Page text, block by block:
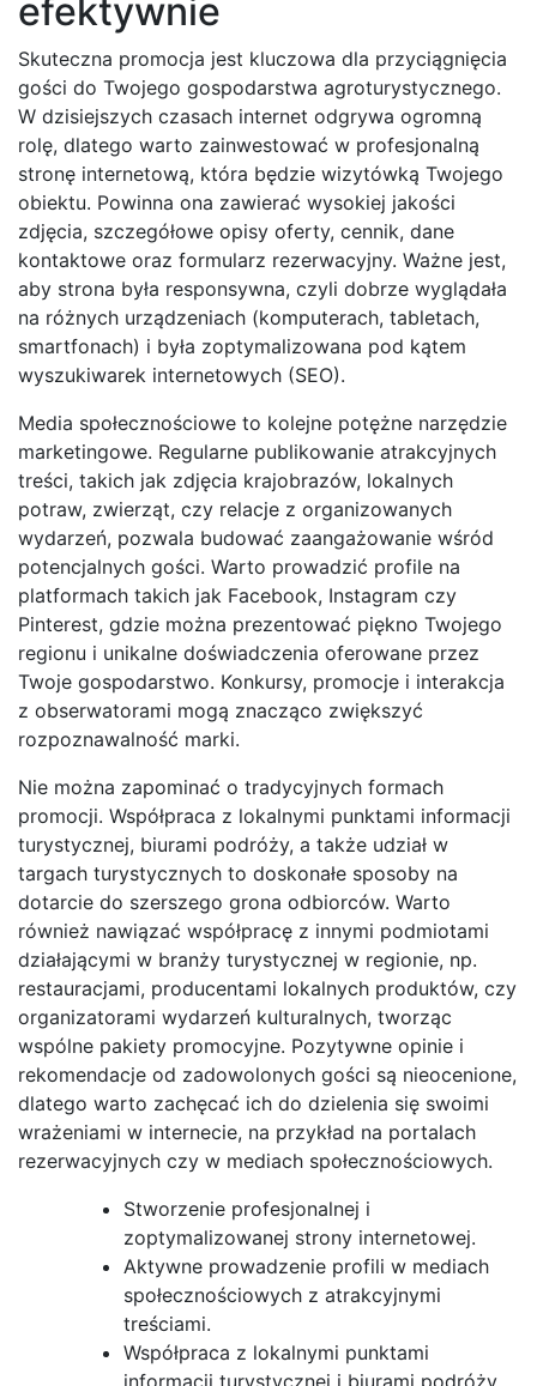
efektywnie
Skuteczna promocja jest kluczowa dla przyciągnięcia
gości do Twojego gospodarstwa agroturystycznego.
W dzisiejszych czasach internet odgrywa ogromną
rolę, dlatego warto zainwestować w profesjonalną
stronę internetową, która będzie wizytówką Twojego
obiektu. Powinna ona zawierać wysokiej jakości
zdjęcia, szczegółowe opisy oferty, cennik, dane
kontaktowe oraz formularz rezerwacyjny. Ważne jest,
aby strona była responsywna, czyli dobrze wyglądała
na różnych urządzeniach (komputerach, tabletach,
smartfonach) i była zoptymalizowana pod kątem
wyszukiwarek internetowych (SEO).
Media społecznościowe to kolejne potężne narzędzie
marketingowe. Regularne publikowanie atrakcyjnych
treści, takich jak zdjęcia krajobrazów, lokalnych
potraw, zwierząt, czy relacje z organizowanych
wydarzeń, pozwala budować zaangażowanie wśród
potencjalnych gości. Warto prowadzić profile na
platformach takich jak Facebook, Instagram czy
Pinterest, gdzie można prezentować piękno Twojego
regionu i unikalne doświadczenia oferowane przez
Twoje gospodarstwo. Konkursy, promocje i interakcja
z obserwatorami mogą znacząco zwiększyć
rozpoznawalność marki.
Nie można zapominać o tradycyjnych formach
promocji. Współpraca z lokalnymi punktami informacji
turystycznej, biurami podróży, a także udział w
targach turystycznych to doskonałe sposoby na
dotarcie do szerszego grona odbiorców. Warto
również nawiązać współpracę z innymi podmiotami
działającymi w branży turystycznej w regionie, np.
restauracjami, producentami lokalnych produktów, czy
organizatorami wydarzeń kulturalnych, tworząc
wspólne pakiety promocyjne. Pozytywne opinie i
rekomendacje od zadowolonych gości są nieocenione,
dlatego warto zachęcać ich do dzielenia się swoimi
wrażeniami w internecie, na przykład na portalach
rezerwacyjnych czy w mediach społecznościowych.
Stworzenie profesjonalnej i
zoptymalizowanej strony internetowej.
Aktywne prowadzenie profili w mediach
społecznościowych z atrakcyjnymi
treściami.
Współpraca z lokalnymi punktami
informacji turystycznej i biurami podróży.